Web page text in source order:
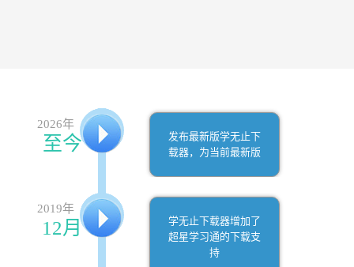
2026年
至今
发布最新版学无止下
载器，为当前最新版
2019年
12月
学无止下载器增加了
超星学习通的下载支
持